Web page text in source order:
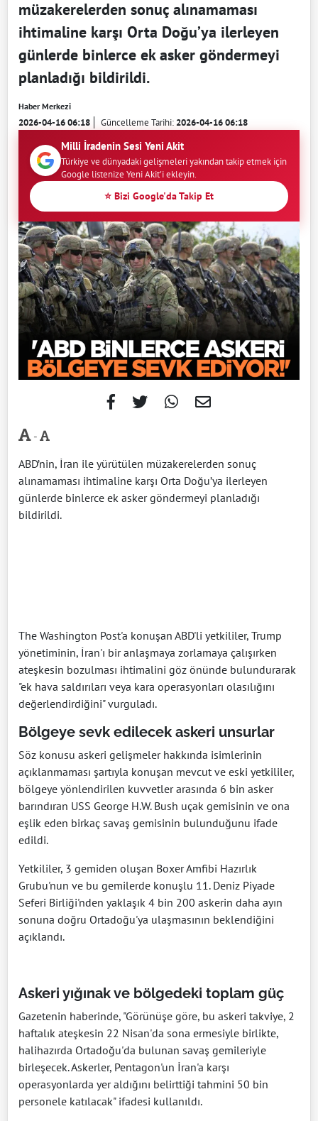
müzakerelerden sonuç alınamaması
ihtimaline karşı Orta Doğu’ya ilerleyen
günlerde binlerce ek asker göndermeyi
planladığı bildirildi.
Haber Merkezi
2026-04-16 06:18 Güncelleme Tarihi:2026-04-16 06:18
Milli İradenin Sesi Yeni Akit
Türkiye ve dünyadaki gelişmeleri yakından takip etmek için
Google listenize Yeni Akit'i ekleyin.
⭐ Bizi Google'da Takip Et
-
ABD’nin, İran ile yürütülen müzakerelerden sonuç
alınamaması ihtimaline karşı Orta Doğu’ya ilerleyen
günlerde binlerce ek asker göndermeyi planladığı
bildirildi.
The Washington Post'a konuşan ABD'li yetkililer, Trump
yönetiminin, İran'ı bir anlaşmaya zorlamaya çalışırken
ateşkesin bozulması ihtimalini göz önünde bulundurarak
"ek hava saldırıları veya kara operasyonları olasılığını
değerlendirdiğini" vurguladı.
Bölgeye sevk edilecek askeri unsurlar
Söz konusu askeri gelişmeler hakkında isimlerinin
açıklanmaması şartıyla konuşan mevcut ve eski yetkililer,
bölgeye yönlendirilen kuvvetler arasında 6 bin asker
barındıran USS George H.W. Bush uçak gemisinin ve ona
eşlik eden birkaç savaş gemisinin bulunduğunu ifade
edildi.
Yetkililer, 3 gemiden oluşan Boxer Amfibi Hazırlık
Grubu'nun ve bu gemilerde konuşlu 11. Deniz Piyade
Seferi Birliği'nden yaklaşık 4 bin 200 askerin daha ayın
sonuna doğru Ortadoğu'ya ulaşmasının beklendiğini
açıklandı.
Askeri yığınak ve bölgedeki toplam güç
Gazetenin haberinde, "Görünüşe göre, bu askeri takviye, 2
haftalık ateşkesin 22 Nisan'da sona ermesiyle birlikte,
halihazırda Ortadoğu'da bulunan savaş gemileriyle
birleşecek. Askerler, Pentagon'un İran'a karşı
operasyonlarda yer aldığını belirttiği tahmini 50 bin
personele katılacak" ifadesi kullanıldı.